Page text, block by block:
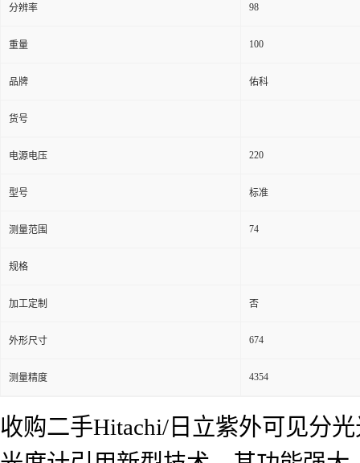
分辨率 98
重量 100
品牌 佑科
货号
电源电压 220
型号 标准
测量范围 74
规格
加工定制 否
外形尺寸 674
测量精度 4354
收购二手Hitachi/日立紫外可见分